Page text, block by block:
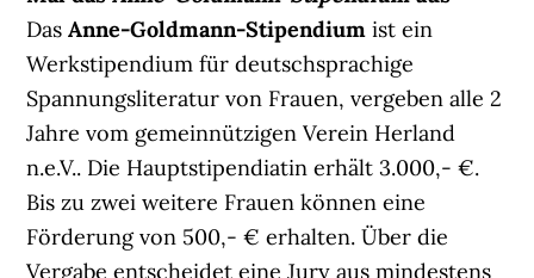
DasAnne-Goldmann-Stipendiumist ein
Werkstipendium für deutschsprachige
Spannungsliteratur von Frauen, vergeben alle 2
Jahre vom gemeinnützigen Verein Herland
n.e.V.. Die Hauptstipendiatin erhält 3.000,- €.
Bis zu zwei weitere Frauen können eine
Förderung von 500,- € erhalten. Über die
Vergabe entscheidet eine Jury aus mindestens